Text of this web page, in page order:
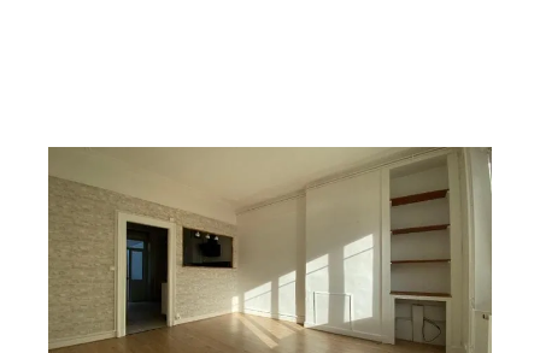
CHATEAUROUX 36
93,24 m2, 4 pièces
Ref : 10424
Maison à louer
655 €
par mois charges comprises